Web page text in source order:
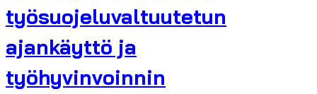
työsuojeluvaltuutetun
ajankäyttö ja
työhyvinvoinnin